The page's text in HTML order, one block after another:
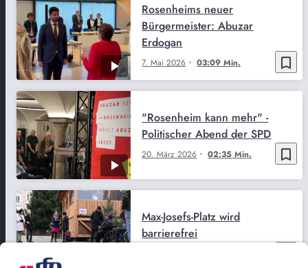
bookmark_border
7. Mai 2026 03:09 Min.
Rosenheims neuer
Bürgermeister: Abuzar
Erdogan
bookmark_border
20. März 2026 02:35 Min.
"Rosenheim kann mehr" -
Politischer Abend der SPD
Max-Josefs-Platz wird
barrierefrei